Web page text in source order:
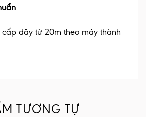
dây từ 20m theo máy thành
TƯƠNG TỰ